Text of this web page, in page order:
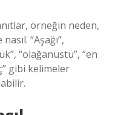
örneğin neden,
“Aşağı”,
“olağanüstü”, “en
gibi kelimeler